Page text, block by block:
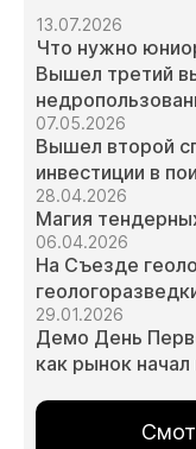
13.07.2026
Что нужно
Вышел третий
07.05.2026
Вышел второй
инвестиции в
28.04.2026
Магия
06.04.2026
На Съезде
29.01.2026
Демо День
как рынок